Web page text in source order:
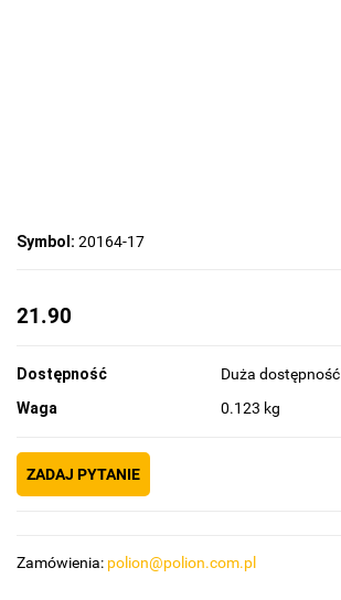
Symbol: 20164-17
21.90
Dostępność
Duża dostępność
Waga
0.123 kg
ZADAJ PYTANIE
Zamówienia: polion@polion.com.pl